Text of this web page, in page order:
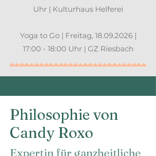
Uhr | Kulturhaus Helferei
Yoga to Go | Freitag, 18.09.2026 |
17:00 - 18:00 Uhr | GZ Riesbach
Philosophie von
Candy Roxo
Expertin für ganzheitliche